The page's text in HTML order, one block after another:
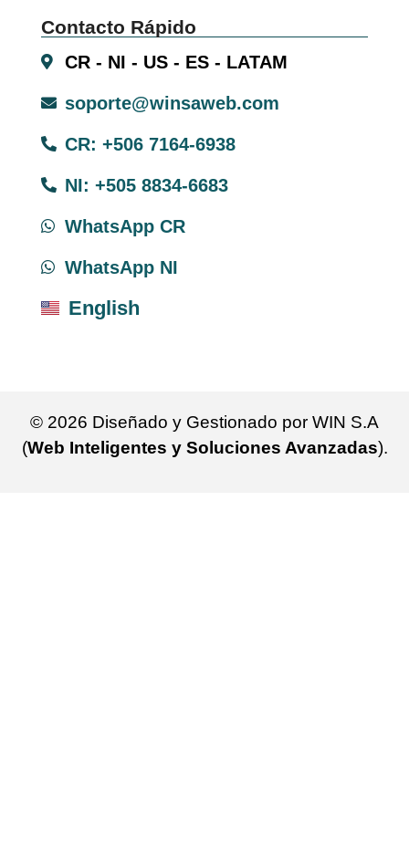
Contacto Rápido
CR - NI - US - ES - LATAM
soporte@winsaweb.com
CR: +506 7164-6938
NI: +505 8834-6683
WhatsApp CR
WhatsApp NI
English
© 2026 Diseñado y Gestionado por WIN S.A
(Web Inteligentes y Soluciones Avanzadas).